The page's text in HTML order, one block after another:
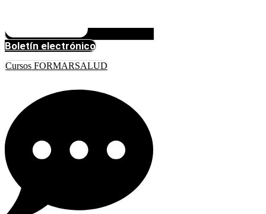
Boletín electrónico
Cursos FORMARSALUD